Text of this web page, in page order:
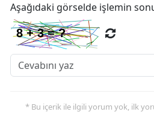
Aşağıdaki görselde işlemin
* Bu içerik ile ilgili yorum yok, ilk